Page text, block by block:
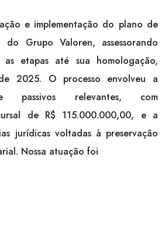
e implementação do plano de
do Grupo Valoren, assessorando
as etapas até sua homologação,
2025. O processo envolveu a
passivos relevantes, com
de R$ 115.000.000,00, e a
jurídicas voltadas à preservação
Nossa atuação foi